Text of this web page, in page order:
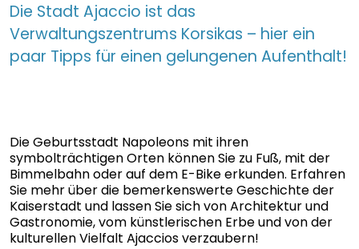
Die Stadt Ajaccio ist das
Verwaltungszentrums Korsikas – hier ein
paar Tipps für einen gelungenen Aufenthalt!
Die Geburtsstadt Napoleons mit ihren
symbolträchtigen Orten können Sie zu Fuß, mit der
Bimmelbahn oder auf dem E-Bike erkunden. Erfahren
Sie mehr über die bemerkenswerte Geschichte der
Kaiserstadt und lassen Sie sich von Architektur und
Gastronomie, vom künstlerischen Erbe und von der
kulturellen Vielfalt Ajaccios verzaubern!